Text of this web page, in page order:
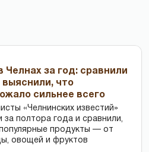
Челнах за год: сравнили
выяснили, что
сильнее всего
«Челнинских известий»
за полтора года и сравнили,
продукты — от
овощей и фруктов